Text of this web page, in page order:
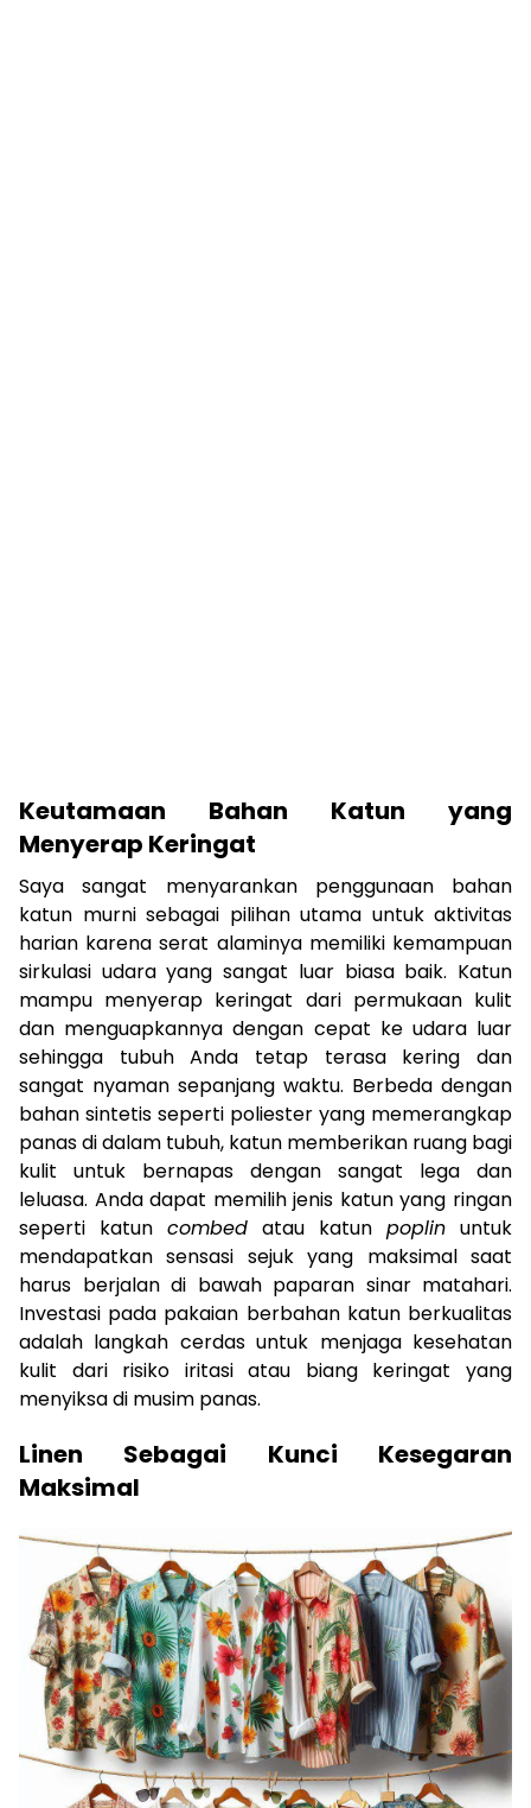
Keutamaan Bahan Katun yang
Menyerap Keringat
Saya sangat menyarankan penggunaan bahan
katun murni sebagai pilihan utama untuk aktivitas
harian karena serat alaminya memiliki kemampuan
sirkulasi udara yang sangat luar biasa baik. Katun
mampu menyerap keringat dari permukaan kulit
dan menguapkannya dengan cepat ke udara luar
sehingga tubuh Anda tetap terasa kering dan
sangat nyaman sepanjang waktu. Berbeda dengan
bahan sintetis seperti poliester yang memerangkap
panas di dalam tubuh, katun memberikan ruang bagi
kulit untuk bernapas dengan sangat lega dan
leluasa. Anda dapat memilih jenis katun yang ringan
seperti katun combed atau katun poplin untuk
mendapatkan sensasi sejuk yang maksimal saat
harus berjalan di bawah paparan sinar matahari.
Investasi pada pakaian berbahan katun berkualitas
adalah langkah cerdas untuk menjaga kesehatan
kulit dari risiko iritasi atau biang keringat yang
menyiksa di musim panas.
Linen Sebagai Kunci Kesegaran
Maksimal